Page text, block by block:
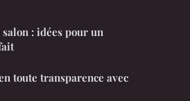
: idées pour un
toute transparence avec